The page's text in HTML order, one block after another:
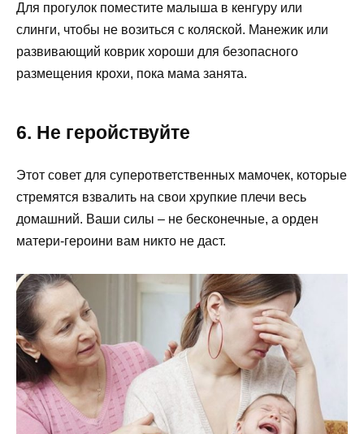
Для прогулок поместите малыша в кенгуру или
слинги, чтобы не возиться с коляской. Манежик или
развивающий коврик хороши для безопасного
размещения крохи, пока мама занята.
6. Не геройствуйте
Этот совет для суперответственных мамочек, которые
стремятся взвалить на свои хрупкие плечи весь
домашний. Ваши силы – не бесконечные, а орден
матери-героини вам никто не даст.